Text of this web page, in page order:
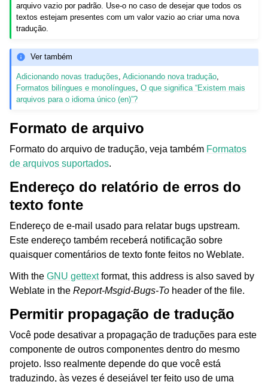
arquivo vazio por padrão. Use-o no caso de desejar que todos os
textos estejam presentes com um valor vazio ao criar uma nova
tradução.
Ver também
Adicionando novas traduções ,Adicionando nova tradução
Formatos bilíngues e monolíngues ,O que significa “Existem mais
arquivos para o idioma único (en)”?
Formato de arquivo
Formato do arquivo de tradução, veja também Formatos
de arquivos suportados.
Endereço do relatório de erros do
texto fonte
Endereço de e-mail usado para relatar bugs upstream.
Este endereço também receberá notificação sobre
quaisquer comentários de texto fonte feitos no Weblate.
With the GNU gettextformat, this address is also saved by
Weblate in the Report-Msgid-Bugs-To header of the file.
Permitir propagação de tradução
Você pode desativar a propagação de traduções para este
componente de outros componentes dentro do mesmo
projeto. Isso realmente depende do que você está
traduzindo, às vezes é desejável ter feito uso de uma